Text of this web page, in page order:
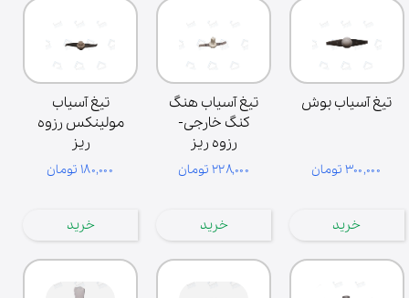
تیغ آسیاب بوش
۳۰۰,۰۰۰ تومان
خرید
تیغ آسیاب هنگ
کنگ خارجی-
رزوه ریز
۲۲۸,۰۰۰ تومان
خرید
تیغ آسیاب
مولینکس رزوه
ریز
۱۸۰,۰۰۰ تومان
خرید